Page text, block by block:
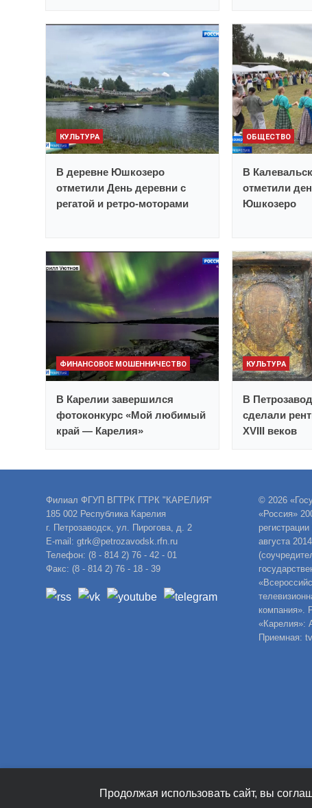
КУЛЬТУРА
В деревне Юшкозеро
отметили День деревни с
регатой и ретро-моторами
ОБЩЕСТВО
В
отметили
Юшкозеро
ФИНАНСОВОЕ МОШЕННИЧЕСТВО
В Карелии завершился
фотоконкурс «Мой любимый
край — Карелия»
КУЛЬТУРА
В
сделали
XVIII веков
Филиал ФГУП ВГТРК ГТРК "КАРЕЛИЯ"
185 002 Республика Карелия
г. Петрозаводск, ул. Пирогова, д. 2
E-mail: gtrk@petrozavodsk.rfn.ru
Телефон: (8 - 814 2) 76 - 42 - 01
Факс: (8 - 814 2) 76 - 18 - 39
© 2026
«Россия»
августа
компания».
«Карелия»:
Приемная:
Продолжая использовать сайт, вы